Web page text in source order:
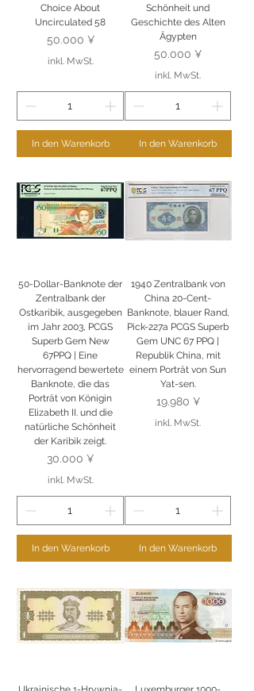
Choice About
Uncirculated 58
Preis
50.000 ¥
inkl. MwSt.
In den Warenkorb
Schönheit und
Geschichte des Alten
Ägypten
Preis
50.000 ¥
inkl. MwSt.
In den Warenkorb
50-Dollar-Banknote der
Zentralbank der
Ostkaribik, ausgegeben
im Jahr 2003, PCGS
Superb Gem New
67PPQ | Eine
hervorragend bewertete
Banknote, die das
Porträt von Königin
Elizabeth II. und die
natürliche Schönheit
der Karibik zeigt.
Preis
30.000 ¥
inkl. MwSt.
In den Warenkorb
1940 Zentralbank von
China 20-Cent-
Banknote, blauer Rand,
Pick-227a PCGS Superb
Gem UNC 67 PPQ |
Republik China, mit
einem Porträt von Sun
Yat-sen.
Preis
19.980 ¥
inkl. MwSt.
In den Warenkorb